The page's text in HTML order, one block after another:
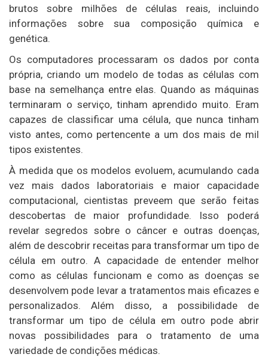
brutos sobre milhões de células reais, incluindo
informações sobre sua composição química e
genética.
Os computadores processaram os dados por conta
própria, criando um modelo de todas as células com
base na semelhança entre elas. Quando as máquinas
terminaram o serviço, tinham aprendido muito. Eram
capazes de classificar uma célula, que nunca tinham
visto antes, como pertencente a um dos mais de mil
tipos existentes.
À medida que os modelos evoluem, acumulando cada
vez mais dados laboratoriais e maior capacidade
computacional, cientistas preveem que serão feitas
descobertas de maior profundidade. Isso poderá
revelar segredos sobre o câncer e outras doenças,
além de descobrir receitas para transformar um tipo de
célula em outro. A capacidade de entender melhor
como as células funcionam e como as doenças se
desenvolvem pode levar a tratamentos mais eficazes e
personalizados. Além disso, a possibilidade de
transformar um tipo de célula em outro pode abrir
novas possibilidades para o tratamento de uma
variedade de condições médicas.